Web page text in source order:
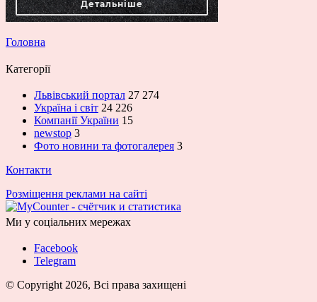
Головна
Категорії
Львівський портал 27 274
Україна і світ 24 226
Компанії України 15
newstop 3
Фото новини та фотогалерея 3
Контакти
Розміщення реклами на сайті
Ми у соціальних мережах
Facebook
Telegram
© Copyright 2026, Всі права захищені